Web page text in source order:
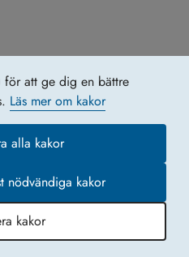
för att ge dig en bättre
Läs mer om kakor
alla kakor
nödvändiga kakor
kakor